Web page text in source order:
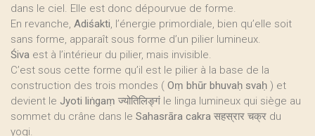
dans le ciel. Elle est donc dépourvue de forme.
En revanche, Adiśakti, l’énergie primordiale, bien qu’elle soit
sans forme, apparaît sous forme d’un pilier lumineux.
Śiva est à l’intérieur du pilier, mais invisible.
C’est sous cette forme qu’il est le pilier à la base de la
construction des trois mondes ( Oṃ bhūr bhuvaḥ svaḥ ) et
devient le Jyoti liṅgaṃ ज्योतिलिङ्गं le linga lumineux qui siège au
sommet du crâne dans le Sahasrāra cakra सहस्रार चक्र du
yogi.